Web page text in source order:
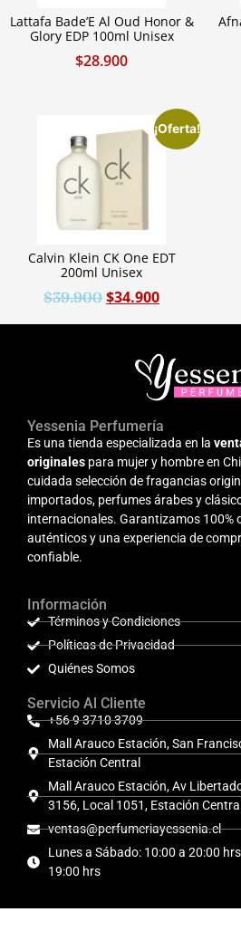
Lattafa Bade’E Al Oud Honor &
Glory EDP 100ml Unisex
$28.900
¡Oferta!
Calvin Klein CK One EDT
200ml Unisex
$39.900 $34.900
Yessenia Perfumería
Es una tienda especializada en la
originales para mujer y hombre en
cuidada selección de fragancias
importados, perfumes árabes y
internacionales. Garantizamos 100%
auténticos y una experiencia de
confiable.
Información
Términos y Condiciones
Políticas de Privacidad
Quiénes Somos
Servicio Al Cliente
+56 9 3710 3709
Mall Arauco Estación, San
Estación Central
Mall Arauco Estación, Av
3156, Local 1051, Estación Central
ventas@perfumeriayessenia.cl
Lunes a Sábado: 10:00 a 20:00
19:00 hrs